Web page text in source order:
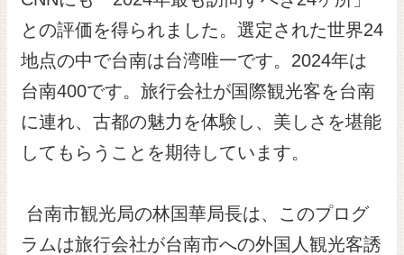
との評価を得られました。選定された世界24
地点の中で台南は台湾唯一です。2024年は
台南400です。旅行会社が国際観光客を台南
に連れ、古都の魅力を体験し、美しさを堪能
してもらうことを期待しています。
台南市観光局の林国華局長は、このプログ
ラムは旅行会社が台南市への外国人観光客誘